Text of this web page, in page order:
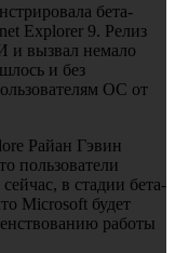
бета-
Explorer 9. Релиз
и вызвал немало
и без
ОС от
Райан Гэвин
пользователи
в стадии бета-
Microsoft будет
работы